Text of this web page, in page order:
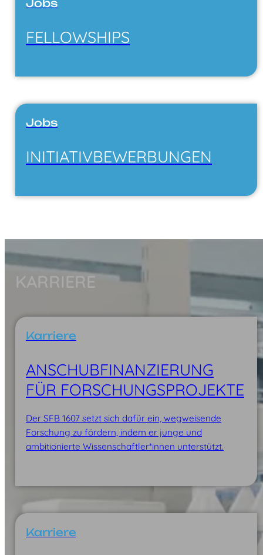
Jobs
FELLOW­SHIPS
Jobs
INITIATIV­BEWERBUNGEN
KARRIERE
Karriere
ANSCHUB­FINANZIERUNG
FÜR FORSCHUNGS­PROJEKTE
Der SFB 1607 setzt sich dafür ein, wegweisende
Forschung zu fördern, indem er junge und
ambitionierte Wissenschaftler*innen unterstützt.
Karriere